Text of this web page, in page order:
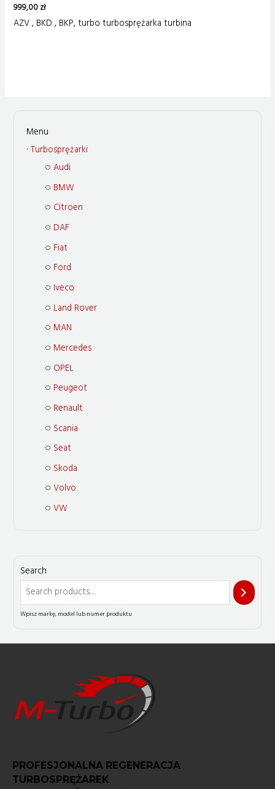
999,00zł
AZV , BKD , BKP, turbo turbosprężarka turbina
Turbosprężarki
Audi
BMW
Citroen
DAF
Fiat
Ford
Iveco
Land Rover
MAN
Mercedes
OPEL
Peugeot
Renault
Scania
Seat
Skoda
Volvo
VW
Search
PROFESJONALNA REGENERACJA
TURBOSPRĘŻAREK